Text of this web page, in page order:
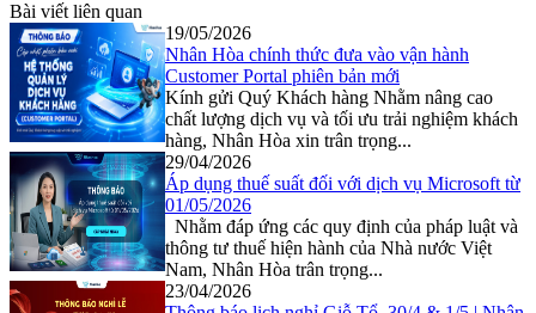
Bài viết liên quan
19/05/2026
Nhân Hòa chính thức đưa vào vận hành
Customer Portal phiên bản mới
Kính gửi Quý Khách hàng Nhằm nâng cao
chất lượng dịch vụ và tối ưu trải nghiệm khách
hàng, Nhân Hòa xin trân trọng...
29/04/2026
Áp dụng thuế suất đối với dịch vụ Microsoft từ
01/05/2026
Nhằm đáp ứng các quy định của pháp luật và
thông tư thuế hiện hành của Nhà nước Việt
Nam, Nhân Hòa trân trọng...
23/04/2026